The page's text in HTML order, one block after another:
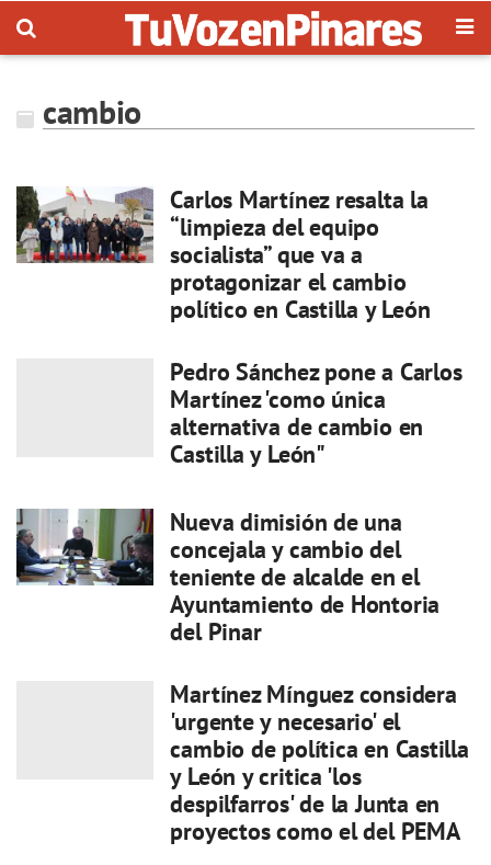
cambio
Carlos Martínez resalta la
“limpieza del equipo
socialista” que va a
protagonizar el cambio
político en Castilla y León
Pedro Sánchez pone a Carlos
Martínez 'como única
alternativa de cambio en
Castilla y León"
Nueva dimisión de una
concejala y cambio del
teniente de alcalde en el
Ayuntamiento de Hontoria
del Pinar
Martínez Mínguez considera
'urgente y necesario' el
cambio de política en Castilla
y León y critica 'los
despilfarros' de la Junta en
proyectos como el del PEMA